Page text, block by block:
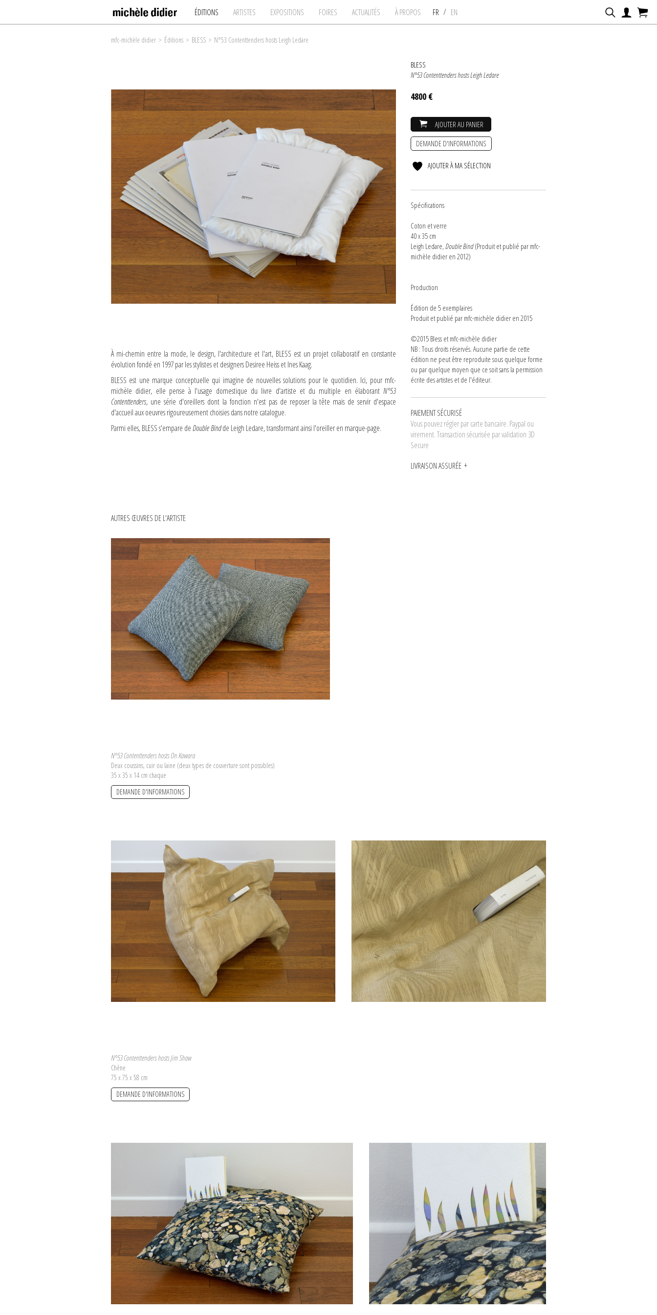
ÉDITIONS ARTISTES EXPOSITIONS FOIRES ACTUALITÉS À PROPOS FR / EN
mfc-michèle didier > Éditions > BLESS > N°53 Contenttenders hosts Leigh Ledare
À mi-chemin entre la mode, le design, l'architecture et l'art, BLESS est un projet collaboratif en constante
évolution fondé en 1997 par les stylistes et designers Desiree Heiss et Ines Kaag.
BLESS est une marque conceptuelle qui imagine de nouvelles solutions pour le quotidien. Ici, pour mfc-
michèle didier, elle pense à l'usage domestique du livre d'artiste et du multiple en élaborantN°53
Contenttenders, une série d'oreillers dont la fonction n'est pas de reposer la tête mais de servir d'espace
d'accueil aux oeuvres rigoureusement choisies dans notre catalogue.
Parmi elles, BLESS s'empare deDouble Bindde Leigh Ledare, transformant ainsi l'oreiller en marque-page.
BLESS
N°53 Contenttenders hosts Leigh Ledare
4800 €
AJOUTER AU PANIER
DEMANDE D'INFORMATIONS
AJOUTER À MA SÉLECTION
Spécifications
Coton et verre
40 x 35 cm
Leigh Ledare,Double Bind(Produit et publié par mfc-
michèle didier en 2012)
Production
Édition de 5 exemplaires
Produit et publié par mfc-michèle didier en 2015
©2015 Bless et mfc-michèle didier
NB : Tous droits réservés. Aucune partie de cette
édition ne peut être reproduite sous quelque forme
ou par quelque moyen que ce soit sans la permission
écrite des artistes et de l'éditeur.
PAIEMENT SÉCURISÉ
Vous pouvez régler par carte bancaire. Paypal ou
virement. Transaction sécurisée par validation 3D
Secure
LIVRAISON ASSURÉE
AUTRES ŒUVRES DE L'ARTISTE
N°53 Contenttenders hosts On Kawara
Deux coussins, cuir ou laine (deux types de couverture sont possibles)
35 x 35 x 14 cm chaque
DEMANDE D'INFORMATIONS
N°53 Contenttenders hosts Jim Shaw
Chêne
75 x 75 x 58 cm
DEMANDE D'INFORMATIONS